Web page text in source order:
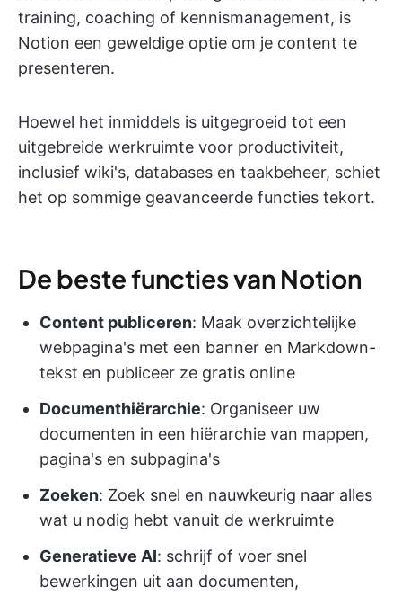
training, coaching of kennismanagement, is
Notion een geweldige optie om je content te
presenteren.
Hoewel het inmiddels is uitgegroeid tot een
uitgebreide werkruimte voor productiviteit,
inclusief wiki's, databases en taakbeheer, schiet
het op sommige geavanceerde functies tekort.
De beste functies van Notion
Content publiceren: Maak overzichtelijke
webpagina's met een banner en Markdown-
tekst en publiceer ze gratis online
Documenthiërarchie: Organiseer uw
documenten in een hiërarchie van mappen,
pagina's en subpagina's
Zoeken: Zoek snel en nauwkeurig naar alles
wat u nodig hebt vanuit de werkruimte
Generatieve AI: schrijf of voer snel
bewerkingen uit aan documenten,